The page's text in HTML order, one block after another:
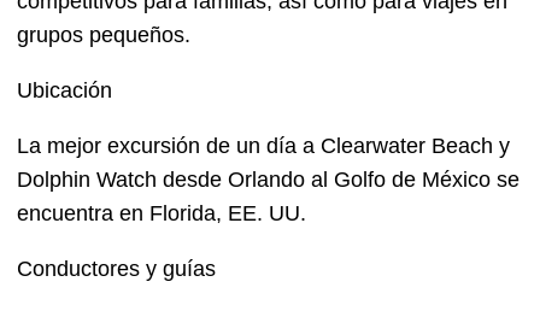
grupos pequeños.
Ubicación
La mejor excursión de un día a Clearwater Beach y
Dolphin Watch desde Orlando al Golfo de México se
encuentra en Florida, EE. UU.
Conductores y guías